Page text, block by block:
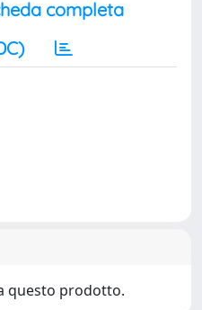
completa
questo prodotto.